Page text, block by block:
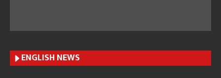
ENGLISH NEWS